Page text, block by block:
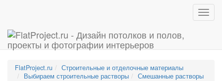
FlatProject.ru
Строительные и отделочные материалы
Выбираем строительные растворы
Смешанные растворы